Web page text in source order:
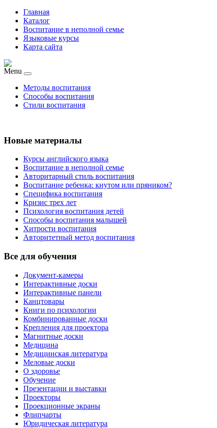
Главная
Каталог
Воспитание в неполной семье
Языковые курсы
Карта сайта
Menu
Методы воспитания
Способы воспитания
Стили воспитания
Новые материалы
Курсы английского языка
Воспитание в неполной семье
Авторитарный стиль воспитания
Воспитание ребенка: кнутом или пряником?
Специфика воспитания
Кризис трех лет
Психология воспитания детей
Способы воспитания малышей
Хитрости воспитания
Авторитетный метод воспитания
Все для обучения
Документ-камеры
Интерактивные доски
Интерактивные панели
Канцтовары
Книги по психологии
Комбинированные доски
Крепления для проектора
Магнитные доски
Медицина
Медицинская литература
Меловые доски
О здоровье
Обучение
Презентации и выставки
Проекторы
Проекционные экраны
Флипчарты
Юридическая литература